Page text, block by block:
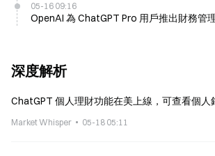
05-16 09:16
OpenAI 為 ChatGPT Pro 用戶推出財務管
深度解析
ChatGPT 個人理財功能在美上線，可查看個人
Market Whisper 05-18 05:11